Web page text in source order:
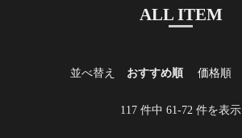
ALL ITEM
並べ替え おすすめ順 価格順
117 件中 61-72 件を表示